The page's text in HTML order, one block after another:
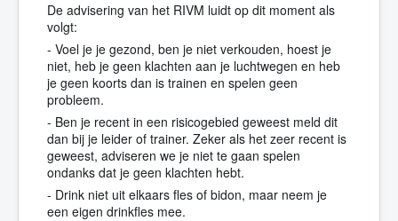
De advisering van het RIVM luidt op dit moment als
volgt:
- Voel je je gezond, ben je niet verkouden, hoest je
niet, heb je geen klachten aan je luchtwegen en heb
je geen koorts dan is trainen en spelen geen
probleem.
- Ben je recent in een risicogebied geweest meld dit
dan bij je leider of trainer. Zeker als het zeer recent is
geweest, adviseren we je niet te gaan spelen
ondanks dat je geen klachten hebt.
- Drink niet uit elkaars fles of bidon, maar neem je
een eigen drinkfles mee.